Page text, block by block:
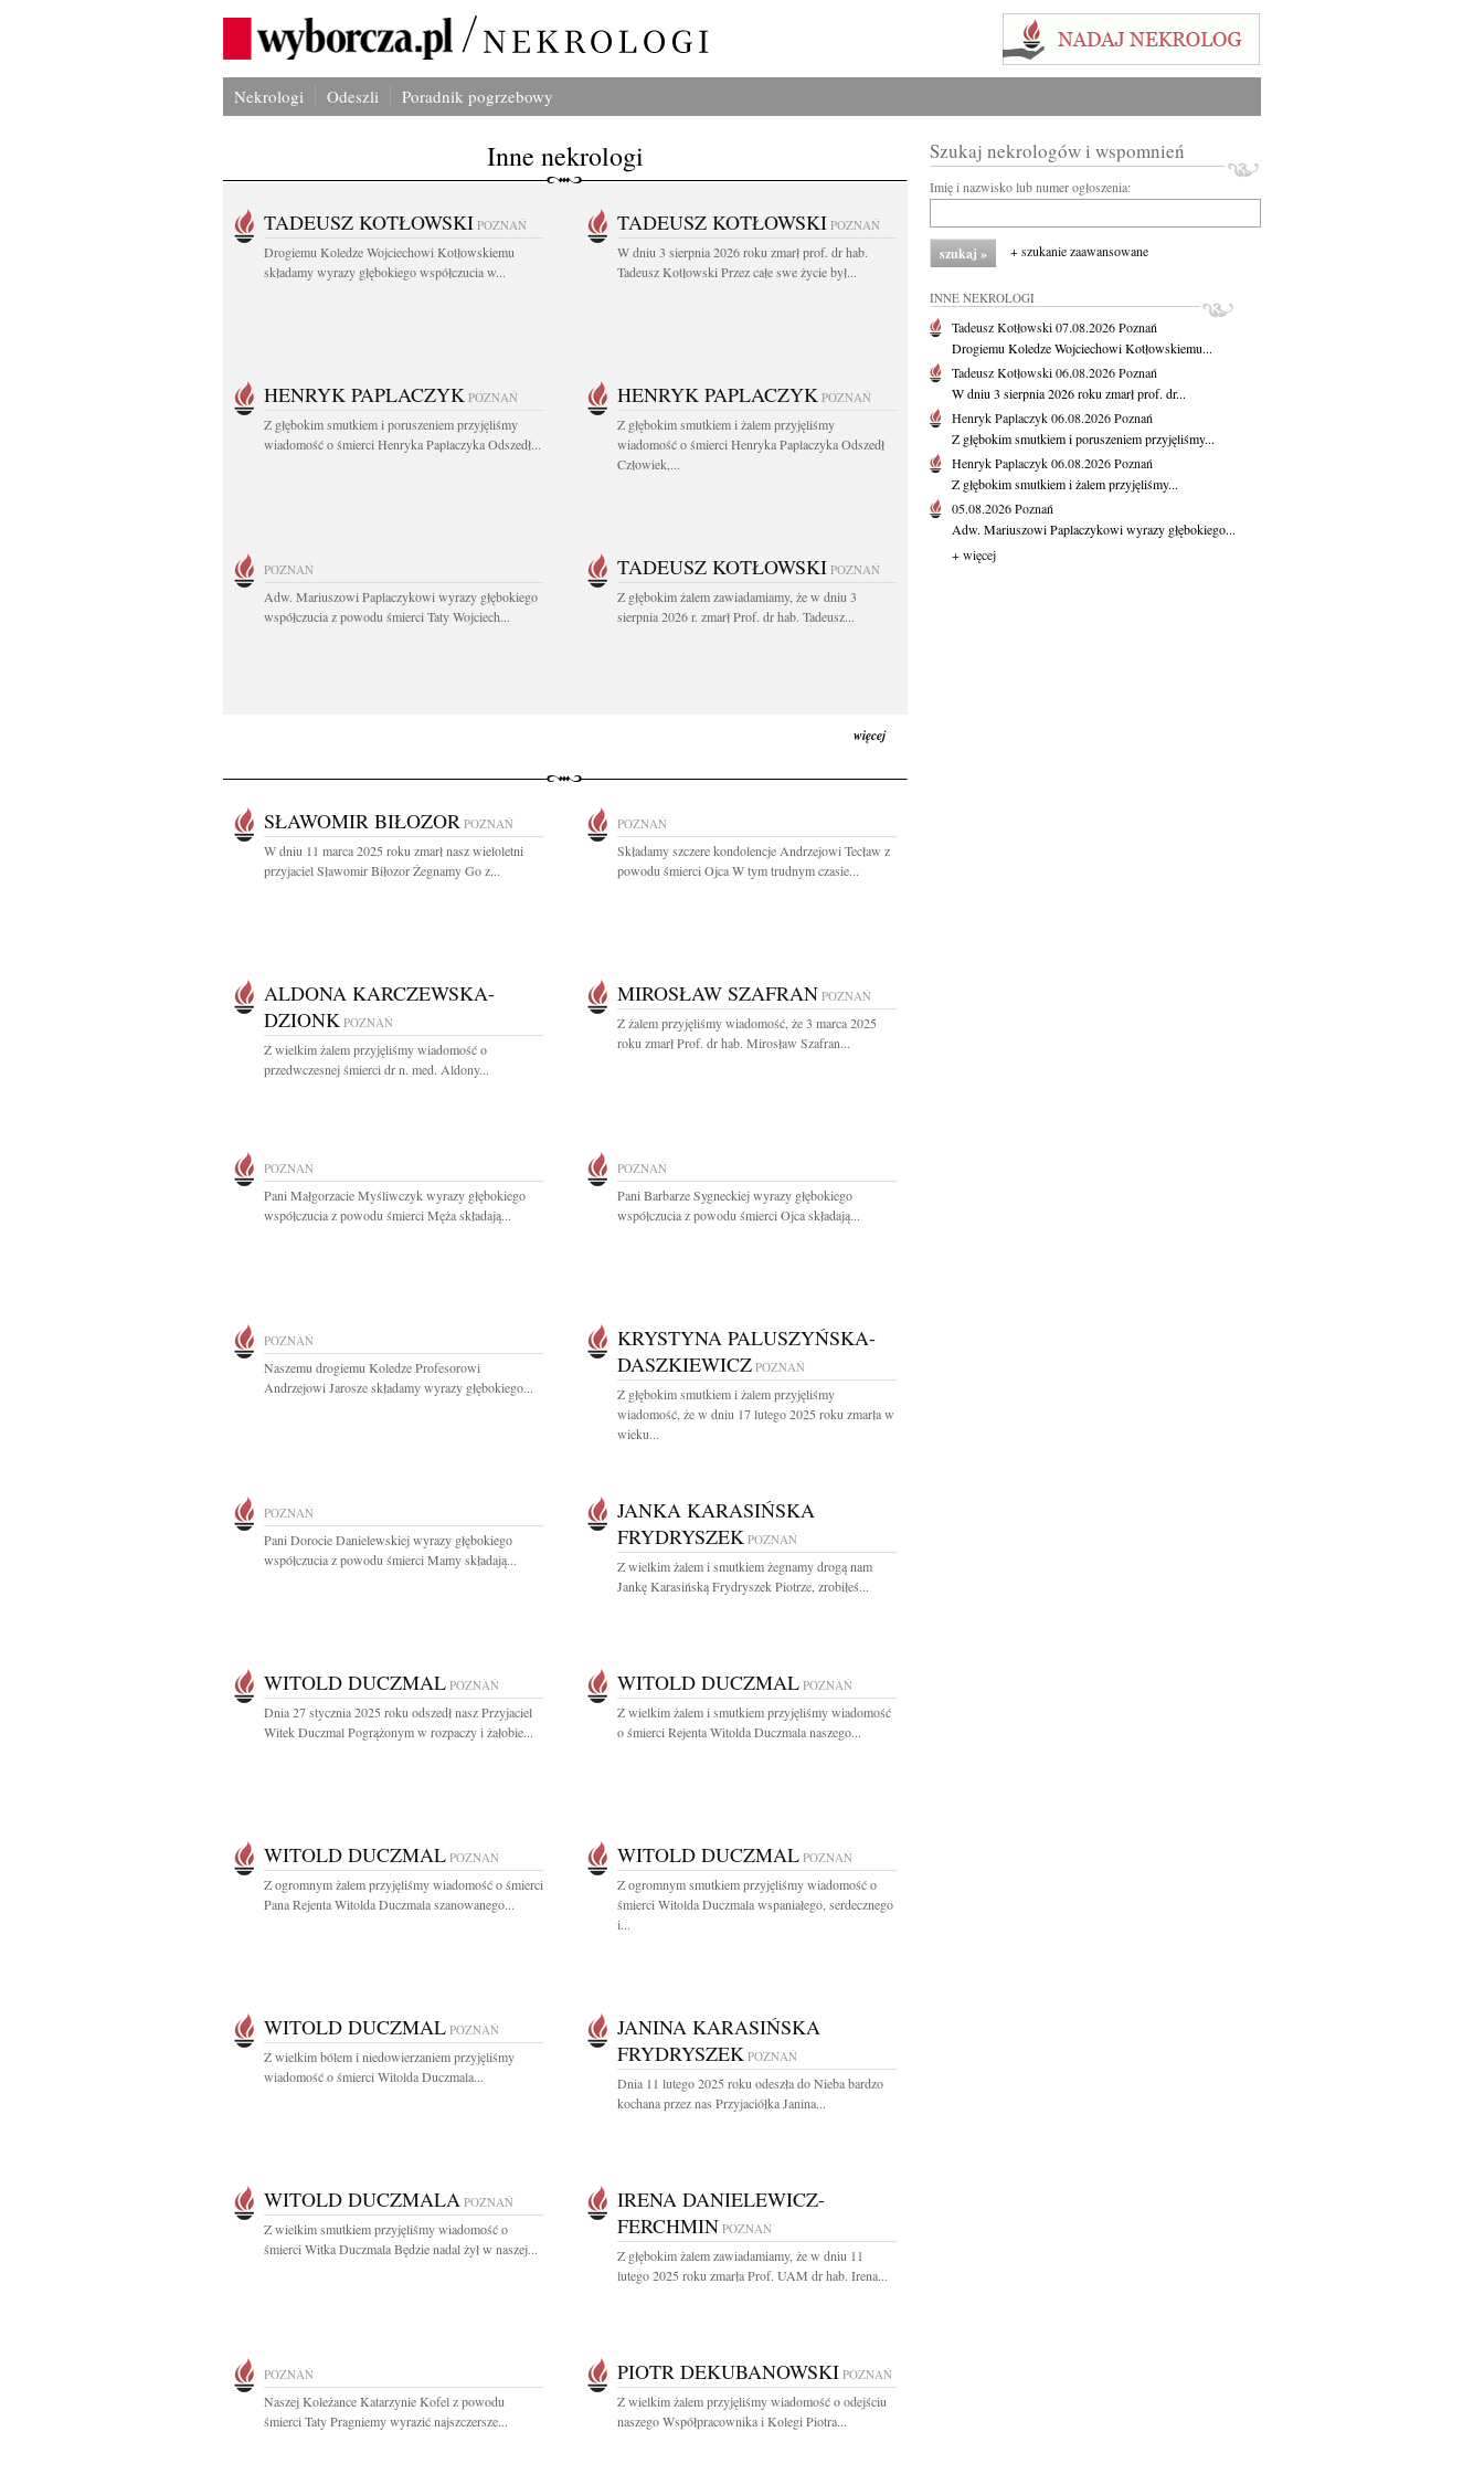
Nekrologi Odeszli Poradnik pogrzebowy
Inne nekrologi
TADEUSZ KOTŁOWSKI POZNAŃ
Drogiemu Koledze Wojciechowi Kotłowskiemu
składamy wyrazy głębokiego współczucia w...
TADEUSZ KOTŁOWSKI POZNAŃ
W dniu 3 sierpnia 2026 roku zmarł prof. dr hab.
Tadeusz Kotłowski Przez całe swe życie był...
HENRYK PAPLACZYK POZNAŃ
Z głębokim smutkiem i poruszeniem przyjęliśmy
wiadomość o śmierci Henryka Paplaczyka Odszedł...
HENRYK PAPLACZYK POZNAŃ
Z głębokim smutkiem i żalem przyjęliśmy
wiadomość o śmierci Henryka Paplaczyka Odszedł
Człowiek,...
POZNAŃ
Adw. Mariuszowi Paplaczykowi wyrazy głębokiego
współczucia z powodu śmierci Taty Wojciech...
TADEUSZ KOTŁOWSKI POZNAŃ
Z głębokim żalem zawiadamiamy, że w dniu 3
sierpnia 2026 r. zmarł Prof. dr hab. Tadeusz...
więcej
SŁAWOMIR BIŁOZOR POZNAŃ
W dniu 11 marca 2025 roku zmarł nasz wieloletni
przyjaciel Sławomir Biłozor Żegnamy Go z...
POZNAŃ
Składamy szczere kondolencje Andrzejowi Tecław z
powodu śmierci Ojca W tym trudnym czasie...
ALDONA KARCZEWSKA-
DZIONK POZNAŃ
Z wielkim żalem przyjęliśmy wiadomość o
przedwczesnej śmierci dr n. med. Aldony...
MIROSŁAW SZAFRAN POZNAŃ
Z żalem przyjęliśmy wiadomość, że 3 marca 2025
roku zmarł Prof. dr hab. Mirosław Szafran...
POZNAŃ
Pani Małgorzacie Myśliwczyk wyrazy głębokiego
współczucia z powodu śmierci Męża składają...
POZNAŃ
Pani Barbarze Sygneckiej wyrazy głębokiego
współczucia z powodu śmierci Ojca składają...
POZNAŃ
Naszemu drogiemu Koledze Profesorowi
Andrzejowi Jarosze składamy wyrazy głębokiego...
KRYSTYNA PALUSZYŃSKA-
DASZKIEWICZ POZNAŃ
Z głębokim smutkiem i żalem przyjęliśmy
wiadomość, że w dniu 17 lutego 2025 roku zmarła w
wieku...
POZNAŃ
Pani Dorocie Danielewskiej wyrazy głębokiego
współczucia z powodu śmierci Mamy składają...
JANKA KARASIŃSKA
FRYDRYSZEK POZNAŃ
Z wielkim żalem i smutkiem żegnamy drogą nam
Jankę Karasińską Frydryszek Piotrze, zrobiłeś...
WITOLD DUCZMAL POZNAŃ
Dnia 27 stycznia 2025 roku odszedł nasz Przyjaciel
Witek Duczmal Pogrążonym w rozpaczy i żałobie...
WITOLD DUCZMAL POZNAŃ
Z wielkim żalem i smutkiem przyjęliśmy wiadomość
o śmierci Rejenta Witolda Duczmala naszego...
WITOLD DUCZMAL POZNAŃ
Z ogromnym żalem przyjęliśmy wiadomość o śmierci
Pana Rejenta Witolda Duczmala szanowanego...
WITOLD DUCZMAL POZNAŃ
Z ogromnym smutkiem przyjęliśmy wiadomość o
śmierci Witolda Duczmala wspaniałego, serdecznego
i...
WITOLD DUCZMAL POZNAŃ
Z wielkim bólem i niedowierzaniem przyjęliśmy
wiadomość o śmierci Witolda Duczmala...
JANINA KARASIŃSKA
FRYDRYSZEK POZNAŃ
Dnia 11 lutego 2025 roku odeszła do Nieba bardzo
kochana przez nas Przyjaciółka Janina...
WITOLD DUCZMALA POZNAŃ
Z wielkim smutkiem przyjęliśmy wiadomość o
śmierci Witka Duczmala Będzie nadal żył w naszej...
IRENA DANIELEWICZ-
FERCHMIN POZNAŃ
Z głębokim żalem zawiadamiamy, że w dniu 11
lutego 2025 roku zmarła Prof. UAM dr hab. Irena...
POZNAŃ
Naszej Koleżance Katarzynie Kofel z powodu
śmierci Taty Pragniemy wyrazić najszczersze...
PIOTR DEKUBANOWSKI POZNAŃ
Z wielkim żalem przyjęliśmy wiadomość o odejściu
naszego Współpracownika i Kolegi Piotra...
Szukaj nekrologów i wspomnień
Imię i nazwisko lub numer ogłoszenia:
+ szukanie zaawansowane
INNE NEKROLOGI
Tadeusz Kotłowski07.08.2026Poznań
Drogiemu Koledze Wojciechowi Kotłowskiemu...
Tadeusz Kotłowski06.08.2026Poznań
W dniu 3 sierpnia 2026 roku zmarł prof. dr...
Henryk Paplaczyk06.08.2026Poznań
Z głębokim smutkiem i poruszeniem przyjęliśmy...
Henryk Paplaczyk06.08.2026Poznań
Z głębokim smutkiem i żalem przyjęliśmy...
05.08.2026Poznań
Adw. Mariuszowi Paplaczykowi wyrazy głębokiego...
+ więcej